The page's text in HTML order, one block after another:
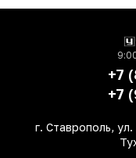
от пыли и влаги
карт памяти
+7
+7
г. Ставрополь,